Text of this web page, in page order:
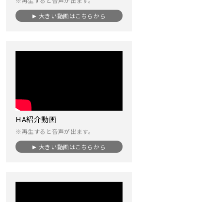
大きい動画はこちらから
HA紹介動画
※再生すると音声が出ます。
大きい動画はこちらから